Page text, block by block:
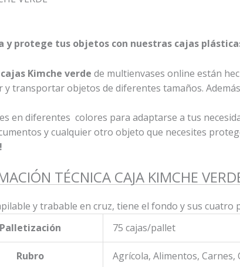
y protege tus objetos con nuestras cajas
cajas Kimche verde de multienvases online están
y transportar objetos de diferentes tamaños.
en diferentes colores para adaptarse a tus
y cualquier otro objeto que necesites
TÉCNICA CAJA KIMCHE
y trabable en cruz, tiene el fondo y sus cuatro
Palletización
75 cajas/pallet
Rubro Agrícola, Alimentos, Carnes,